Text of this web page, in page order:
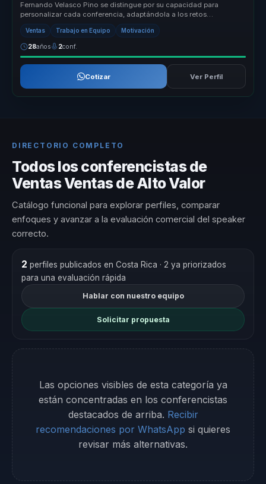
Fernando Velasco Pino se distingue por su capacidad para
personalizar cada conferencia, adaptándola a los retos
específicos de cada empre...
Ventas Trabajo en Equipo Motivación
28años 2conf.
Cotizar Ver Perfil
DIRECTORIO COMPLETO
Todos los conferencistas de
Ventas Ventas de Alto Valor
Catálogo funcional para explorar perfiles, comparar
enfoques y avanzar a la evaluación comercial del speaker
correcto.
2 perfiles publicados en Costa Rica · 2 ya priorizados
para una evaluación rápida
Hablar con nuestro equipo
Solicitar propuesta
Las opciones visibles de esta categoría ya
están concentradas en los conferencistas
destacados de arriba. Recibir
recomendaciones por WhatsApp si quieres
revisar más alternativas.